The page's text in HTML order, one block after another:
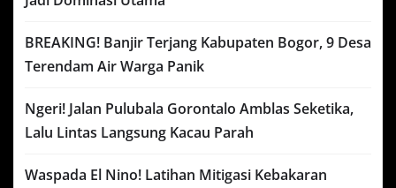
BREAKING! Banjir Terjang Kabupaten Bogor, 9 Desa
Terendam Air Warga Panik
Ngeri! Jalan Pulubala Gorontalo Amblas Seketika,
Lalu Lintas Langsung Kacau Parah
Waspada El Nino! Latihan Mitigasi Kebakaran